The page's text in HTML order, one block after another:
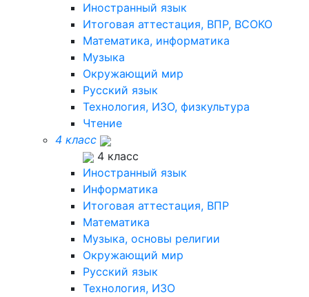
Иностранный язык
Итоговая аттестация, ВПР, ВСОКО
Математика, информатика
Музыка
Окружающий мир
Русский язык
Технология, ИЗО, физкультура
Чтение
4 класс
4 класс
Иностранный язык
Информатика
Итоговая аттестация, ВПР
Математика
Музыка, основы религии
Окружающий мир
Русский язык
Технология, ИЗО